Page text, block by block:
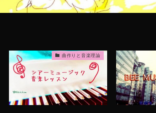
曲作りと音楽理論